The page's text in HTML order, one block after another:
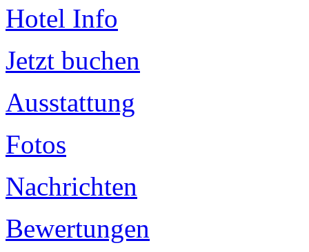
Hotel Info
Jetzt buchen
Ausstattung
Fotos
Nachrichten
Bewertungen